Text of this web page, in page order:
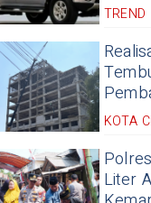
TREND
KOTA
Liter